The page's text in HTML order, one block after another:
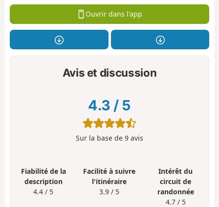
Ouvrir dans l'app
Avis et discussion
4.3 / 5
Sur la base de 9 avis
Fiabilité de la
description
4.4 / 5
Facilité à suivre
l'itinéraire
3.9 / 5
Intérêt du
circuit de
randonnée
4.7 / 5